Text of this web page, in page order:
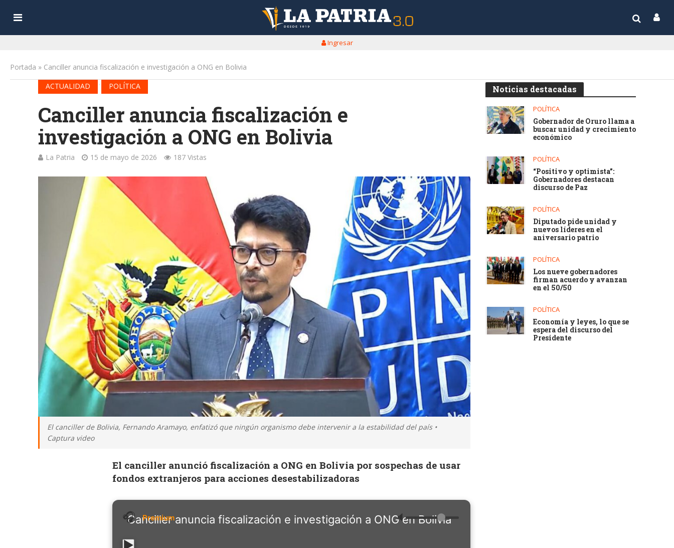
Ingresar
Portada » Canciller anuncia fiscalización e investigación a ONG en Bolivia
ACTUALIDAD
POLÍTICA
Canciller anuncia fiscalización e
investigación a ONG en Bolivia
La Patria 15 de mayo de 2026 187 Vistas
El canciller de Bolivia, Fernando Aramayo, enfatizó que ningún organismo debe intervenir a la estabilidad del país •
Captura video
El canciller anunció fiscalización a ONG en Bolivia por sospechas de usar
fondos extranjeros para acciones desestabilizadoras
Canciller anuncia fiscalización e investigación a ONG en Bolivia
🔈
Noticias destacadas
POLÍTICA
Gobernador de Oruro llama a
buscar unidad y crecimiento
económico
POLÍTICA
“Positivo y optimista”:
Gobernadores destacan
discurso de Paz
POLÍTICA
Diputado pide unidad y
nuevos líderes en el
aniversario patrio
POLÍTICA
Los nueve gobernadores
firman acuerdo y avanzan
en el 50/50
POLÍTICA
Economía y leyes, lo que se
espera del discurso del
Presidente